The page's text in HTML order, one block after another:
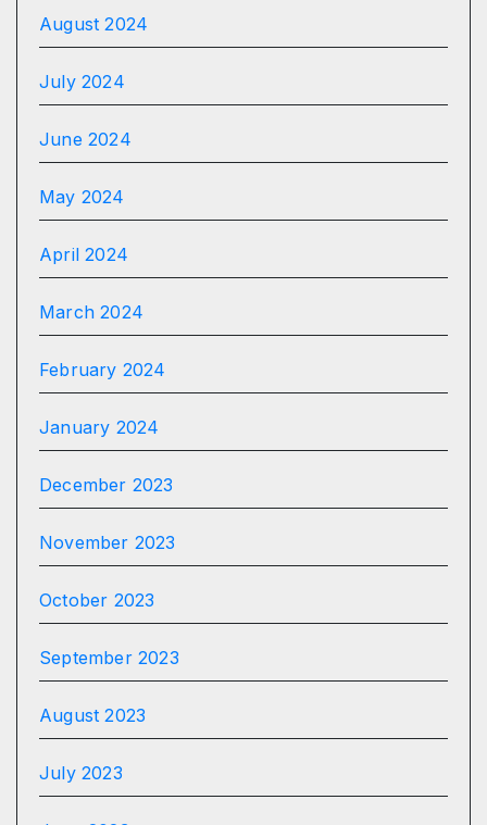
August 2024
July 2024
June 2024
May 2024
April 2024
March 2024
February 2024
January 2024
December 2023
November 2023
October 2023
September 2023
August 2023
July 2023